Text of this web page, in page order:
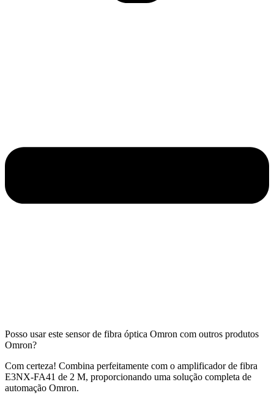
Posso usar este sensor de fibra óptica Omron com outros produtos
Omron?
Com certeza! Combina perfeitamente com o amplificador de fibra
E3NX-FA41 de 2 M, proporcionando uma solução completa de
automação Omron.